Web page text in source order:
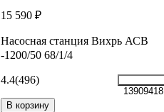
15 590 ₽
Насосная станция Вихрь АСВ
-1200/50 68/1/4
4.4(496)
13909418
В корзину